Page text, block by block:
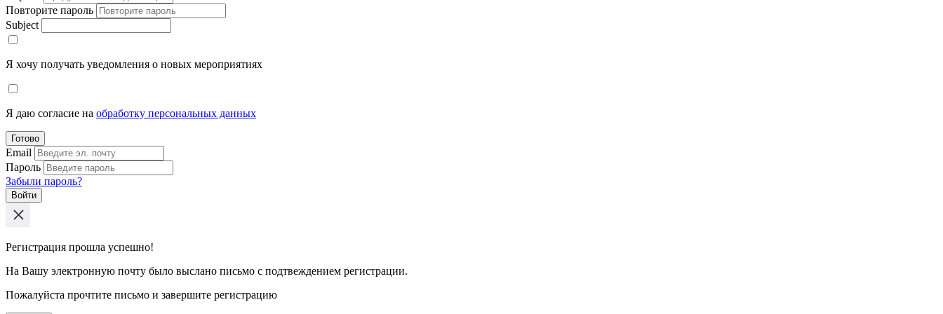
Повторите пароль
Subject
Я хочу получать уведомления о новых мероприятиях
Я даю согласие на обработку персональных данных
Готово
Email
Пароль
Забыли пароль?
Войти
Регистрация прошла успешно!
На Вашу электронную почту было выслано письмо с подтвеждением регистрации.
Пожалуйста прочтите письмо и завершите регистрацию